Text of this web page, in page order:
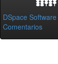
DSpace Software
Comentarios